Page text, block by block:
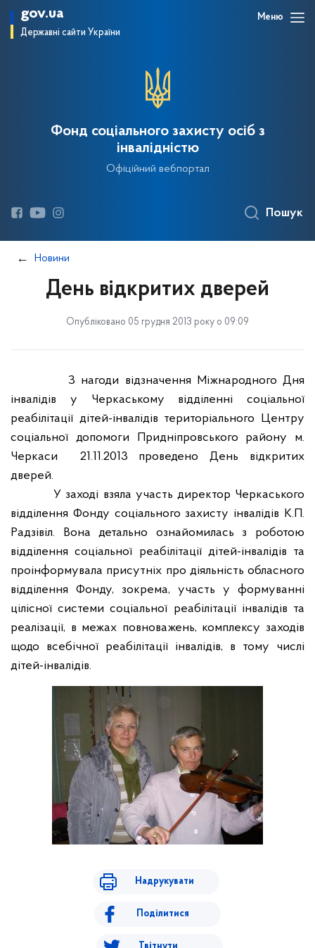
gov.ua
Державні сайти України
Меню
Фонд соціального захисту осіб з
інвалідністю
Офіційний вебпортал
Пошук
Новини
День відкритих дверей
Опубліковано 05 грудня 2013 року о 09:09
З нагоди відзначення Міжнародного Дня
інвалідів у Черкаському відділенні соціальної
реабілітації дітей-інвалідів територіального Центру
соціальної допомоги Придніпровського району м.
Черкаси
21.11.2013 проведено День відкритих
дверей.
У заході взяла участь директор Черкаського
відділення Фонду соціального захисту інвалідів К.П.
Радзівіл. Вона детально ознайомилась з роботою
відділення соціальної реабілітації дітей-інвалідів та
проінформувала присутніх про діяльність обласного
відділення Фонду, зокрема, участь у формуванні
цілісної системи соціальної реабілітації інвалідів та
реалізації, в межах повноважень, комплексу заходів
щодо всебічної реабілітації інвалідів, в тому числі
дітей-інвалідів.
Надрукувати
Поділитися